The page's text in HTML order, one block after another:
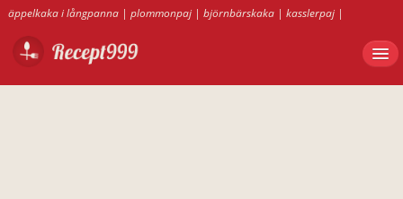
äppelkaka i långpanna| plommonpaj| björnbärskaka| kasslerpaj|
arraksbollar
bananpaj |
plommonmarmelad recept